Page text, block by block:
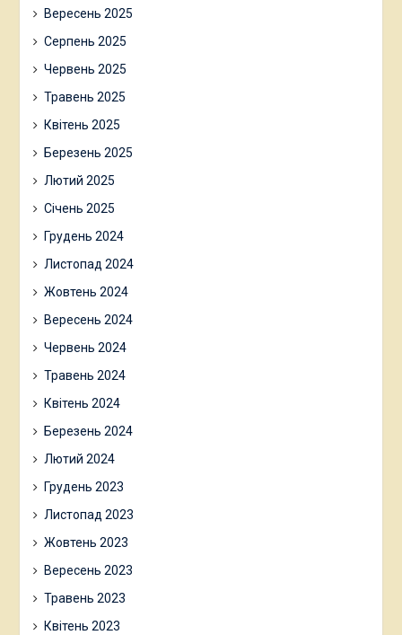
Вересень 2025
Серпень 2025
Червень 2025
Травень 2025
Квітень 2025
Березень 2025
Лютий 2025
Січень 2025
Грудень 2024
Листопад 2024
Жовтень 2024
Вересень 2024
Червень 2024
Травень 2024
Квітень 2024
Березень 2024
Лютий 2024
Грудень 2023
Листопад 2023
Жовтень 2023
Вересень 2023
Травень 2023
Квітень 2023